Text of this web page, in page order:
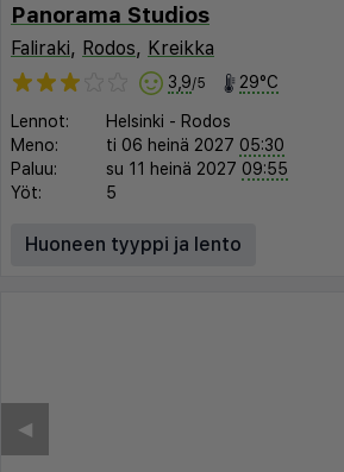
Panorama Studios
Faliraki, Rodos, Kreikka
3,9/5 29°C
Lennot: Helsinki - Rodos
Meno:
ti 06 heinä 2027 05:30
Paluu:
su 11 heinä 2027 09:55
Yöt:
5
Huoneen tyyppi ja lento
◀︎